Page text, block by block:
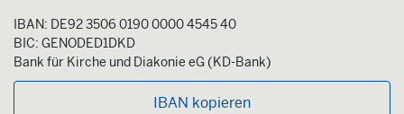
IBAN: DE92 3506 0190 0000 4545 40
BIC: GENODED1DKD
Bank für Kirche und Diakonie eG (KD-Bank)
IBAN kopieren